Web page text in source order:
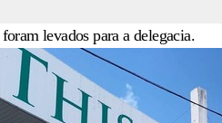
levados para a delegacia.